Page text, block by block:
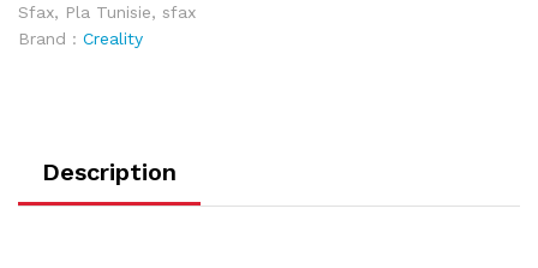
Sfax, Pla Tunisie, sfax
Brand : Creality
Description